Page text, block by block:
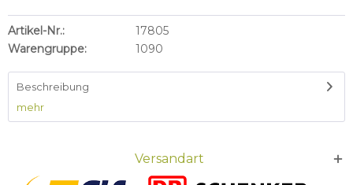
Artikel-Nr.:
17805
Warengruppe:
1090
Beschreibung
mehr
Versandart